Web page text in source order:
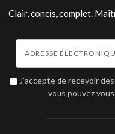
Clair, concis, complet.
J'accepte de recevoir
vous pouvez